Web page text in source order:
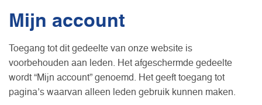
Mijn account
Toegang tot dit gedeelte van onze website is
voorbehouden aan leden. Het afgeschermde gedeelte
wordt “Mijn account” genoemd. Het geeft toegang tot
pagina’s waarvan alleen leden gebruik kunnen maken.